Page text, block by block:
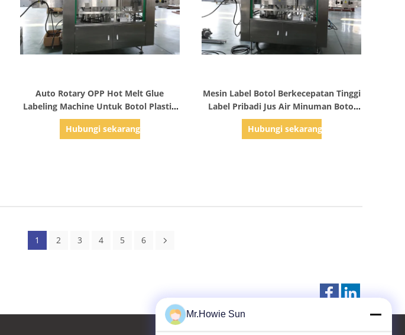
Auto Rotary OPP Hot Melt Glue
Labeling Machine Untuk Botol Plastik
Air Murni
Hubungi sekarang
Mesin Label Botol Berkecepatan Tinggi
Label Pribadi Jus Air Minuman Botol
Labeller
Hubungi sekarang
1 2 3 4 5 6
Mr.Howie Sun